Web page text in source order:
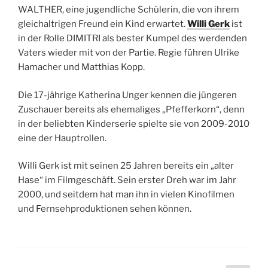
WALTHER, eine jugendliche Schülerin, die von ihrem
gleichaltrigen Freund ein Kind erwartet.Willi Gerk ist
in der Rolle DIMITRI als bester Kumpel des werdenden
Vaters wieder mit von der Partie. Regie führen Ulrike
Hamacher und Matthias Kopp.
Die 17-jährige Katherina Unger kennen die jüngeren
Zuschauer bereits als ehemaliges „Pfefferkorn“, denn
in der beliebten Kinderserie spielte sie von 2009-2010
eine der Hauptrollen.
Willi Gerk ist mit seinen 25 Jahren bereits ein „alter
Hase“ im Filmgeschäft. Sein erster Dreh war im Jahr
2000, und seitdem hat man ihn in vielen Kinofilmen
und Fernsehproduktionen sehen können.